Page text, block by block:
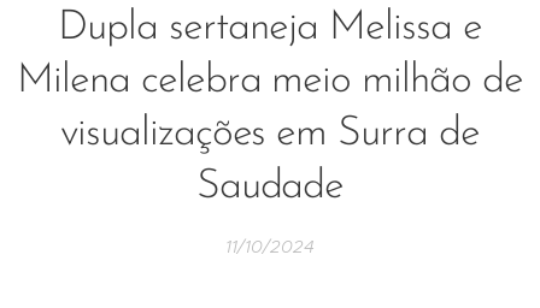
Dupla sertaneja Melissa e
Milena celebra meio milhão de
visualizações em Surra de
Saudade
11/10/2024